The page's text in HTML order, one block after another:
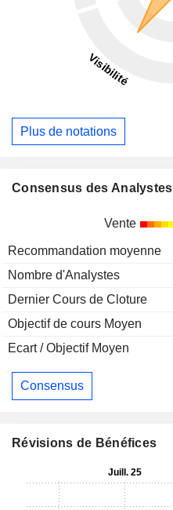
Plus de notations
Consensus des Analystes
Vente
Recommandation moyenne
Nombre d'Analystes
Dernier Cours de Cloture
Objectif de cours Moyen
Ecart / Objectif Moyen
Consensus
Révisions de Bénéfices